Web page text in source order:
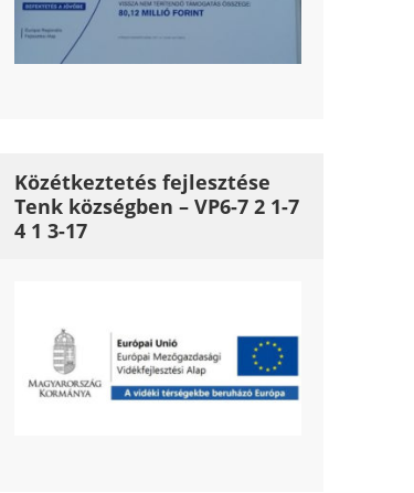
Közétkeztetés fejlesztése
Tenk községben – VP6-7 2 1-7
4 1 3-17